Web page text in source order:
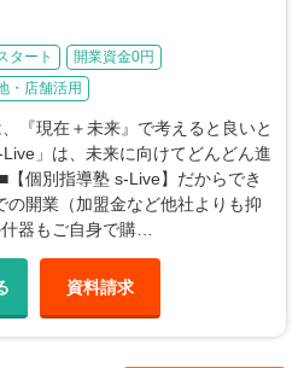
タート
開業資金0円
・店舗活用
『現在＋未来』で考えると良いと
」は、未来に向けてどんどん進
個別指導塾 s-Live】だからでき
開業（加盟金など他社よりも抑
器もご自身で購…
資料請求